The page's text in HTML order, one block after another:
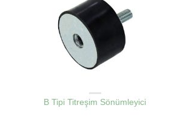
B Tipi Titreşim Sönümleyici